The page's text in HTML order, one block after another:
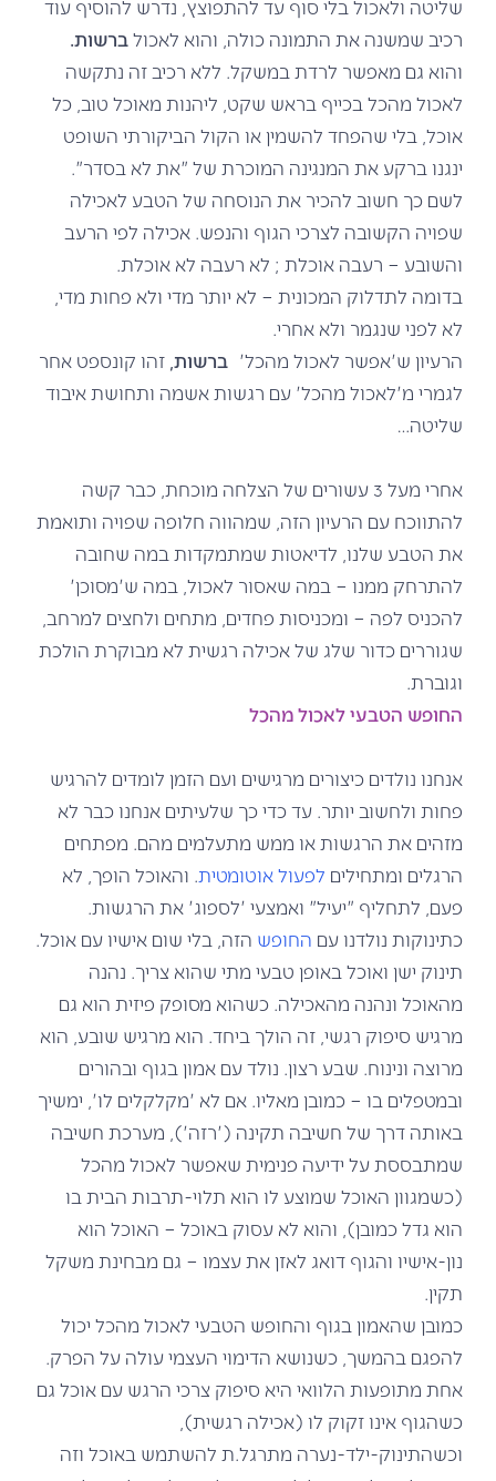
שליטה ולאכול בלי סוף עד להתפוצץ, נדרש להוסיף עוד
רכיב שמשנה את התמונה כולה, והוא לאכולברשות.
והוא גם מאפשר לרדת במשקל. ללא רכיב זה נתקשה
לאכול מהכל בכייף בראש שקט, ליהנות מאוכל טוב, כל
אוכל, בלי שהפחד להשמין או הקול הביקורתי השופט
ינגנו ברקע את המנגינה המוכרת של "את לא בסדר".
לשם כך חשוב להכיר את הנוסחה של הטבע לאכילה
שפויה הקשובה לצרכי הגוף והנפש. אכילה לפי הרעב
והשובע – רעבה אוכלת ; לא רעבה לא אוכלת.
בדומה לתדלוק המכונית – לא יותר מדי ולא פחות מדי,
לא לפני שנגמר ולא אחרי.
הרעיון ש'אפשר לאכול מהכל' ברשות, זהו קונספט אחר
לגמרי מ'לאכול מהכל' עם רגשות אשמה ותחושת איבוד
שליטה…
אחרי מעל 3 עשורים של הצלחה מוכחת, כבר קשה
להתווכח עם הרעיון הזה, שמהווה חלופה שפויה ותואמת
את הטבע שלנו, לדיאטות שמתמקדות במה שחובה
להתרחק ממנו – במה שאסור לאכול, במה ש'מסוכן'
להכניס לפה – ומכניסות פחדים, מתחים ולחצים למרחב,
שגוררים כדור שלג של אכילה רגשית לא מבוקרת הולכת
וגוברת.
החופש הטבעי לאכול מהכל
אנחנו נולדים כיצורים מרגישים ועם הזמן לומדים להרגיש
פחות ולחשוב יותר. עד כדי כך שלעיתים אנחנו כבר לא
מזהים את הרגשות או ממש מתעלמים מהם. מפתחים
הרגלים ומתחילים לפעול אוטומטית. והאוכל הופך, לא
פעם, לתחליף "יעיל" ואמצעי 'לספוג' את הרגשות.
כתינוקות נולדנו עם החופש הזה, בלי שום אישיו עם אוכל.
תינוק ישן ואוכל באופן טבעי מתי שהוא צריך. נהנה
מהאוכל ונהנה מהאכילה. כשהוא מסופק פיזית הוא גם
מרגיש סיפוק רגשי, זה הולך ביחד. הוא מרגיש שובע, הוא
מרוצה ונינוח. שבע רצון. נולד עם אמון בגוף ובהורים
ובמטפלים בו – כמובן מאליו. אם לא 'מקלקלים לו', ימשיך
באותה דרך של חשיבה תקינה ('רזה'), מערכת חשיבה
שמתבססת על ידיעה פנימית שאפשר לאכול מהכל
(כשמגוון האוכל שמוצע לו הוא תלוי-תרבות הבית בו
הוא גדל כמובן), והוא לא עסוק באוכל – האוכל הוא
נון-אישיו והגוף דואג לאזן את עצמו – גם מבחינת משקל
תקין.
כמובן שהאמון בגוף והחופש הטבעי לאכול מהכל יכול
להפגם בהמשך, כשנושא הדימוי העצמי עולה על הפרק.
אחת מתופעות הלוואי היא סיפוק צרכי הרגש עם אוכל גם
כשהגוף אינו זקוק לו (אכילה רגשית),
וכשהתינוק-ילד-נערה מתרגל.ת להשתמש באוכל וזה